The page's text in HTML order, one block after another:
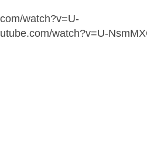
watch?v=U-
watch?v=U-